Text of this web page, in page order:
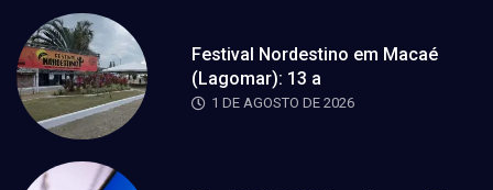
Festival Nordestino em Macaé
(Lagomar): 13 a
1 DE AGOSTO DE 2026